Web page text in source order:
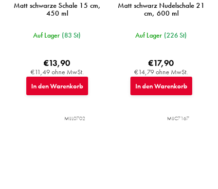
Matt schwarze Schale 15 cm,
450 ml
Auf Lager (83 St)
€11,49 ohne MwSt.
€13,90
In den Warenkorb
Matt schwarz Nudelschale 21
cm, 600 ml
Auf Lager (226 St)
€14,79 ohne MwSt.
€17,90
In den Warenkorb
MIJL0702 MIJC7167